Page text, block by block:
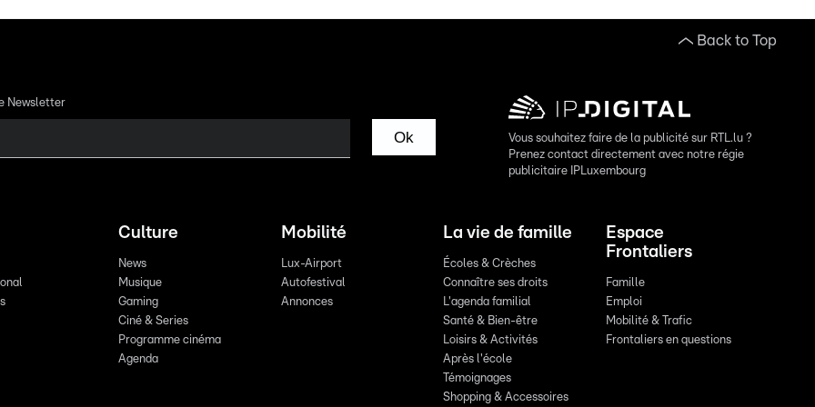
Back to Top
Newsletter
Ok
Vous souhaitez faire de la publicité sur RTL.lu ?
Prenez contact directement avec notre régie
publicitaire IPLuxembourg
Culture
News
Musique
Gaming
Ciné & Series
Programme cinéma
Agenda
Mobilité
Lux-Airport
Autofestival
Annonces
La vie de famille
Écoles & Crèches
Connaître ses droits
L'agenda familial
Santé & Bien-être
Loisirs & Activités
Après l'école
Témoignages
Shopping & Accessoires
Espace
Frontaliers
Famille
Emploi
Mobilité & Trafic
Frontaliers en questions